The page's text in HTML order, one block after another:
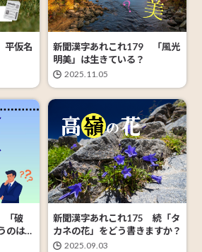
平仮名
新聞漢字あれこれ179 「風光
明美」は生きている？
2025.11.05
「破
のは…
新聞漢字あれこれ175 続「タ
カネの花」をどう書きますか？
2025.09.03